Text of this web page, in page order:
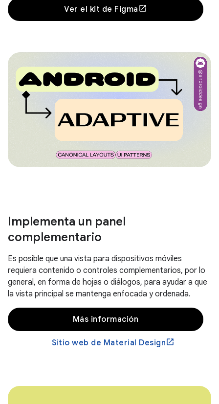
Ver el kit de Figma
Implementa un panel
complementario
Es posible que una vista para dispositivos móviles
requiera contenido o controles complementarios, por lo
general, en forma de hojas o diálogos, para ayudar a que
la vista principal se mantenga enfocada y ordenada.
Más información
Sitio web de Material Design